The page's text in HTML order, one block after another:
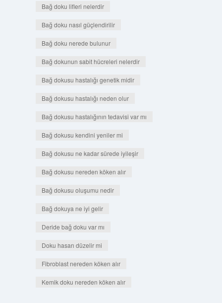
Bağ doku lifleri nelerdir
Bağ doku nasıl güçlendirilir
Bağ doku nerede bulunur
Bağ dokunun sabit hücreleri nelerdir
Bağ dokusu hastalığı genetik midir
Bağ dokusu hastalığı neden olur
Bağ dokusu hastalığının tedavisi var mı
Bağ dokusu kendini yeniler mi
Bağ dokusu ne kadar sürede iyileşir
Bağ dokusu nereden köken alır
Bağ dokusu oluşumu nedir
Bağ dokuya ne iyi gelir
Deride bağ doku var mı
Doku hasarı düzelir mi
Fibroblast nereden köken alır
Kemik doku nereden köken alır